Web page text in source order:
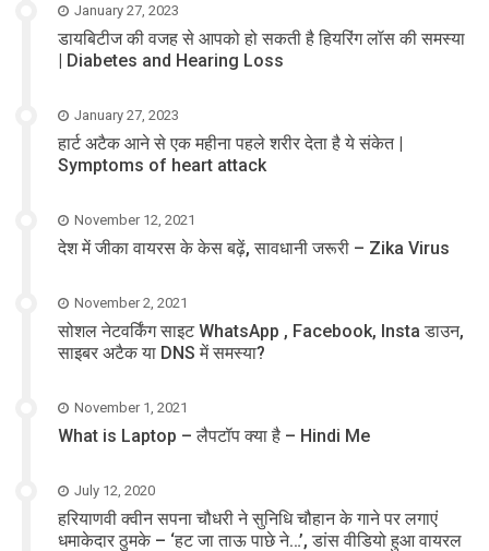
January 27, 2023
डायबिटीज की वजह से आपको हो सकती है हियरिंग लॉस की समस्या
| Diabetes and Hearing Loss
January 27, 2023
हार्ट अटैक आने से एक महीना पहले शरीर देता है ये संकेत |
Symptoms of heart attack
November 12, 2021
देश में जीका वायरस के केस बढ़ें, सावधानी जरूरी – Zika Virus
November 2, 2021
सोशल नेटवर्किंग साइट WhatsApp , Facebook, Insta डाउन,
साइबर अटैक या DNS में समस्या?
November 1, 2021
What is Laptop – लैपटॉप क्या है – Hindi Me
July 12, 2020
हरियाणवी क्वीन सपना चौधरी ने सुनिधि चौहान के गाने पर लगाएं
धमाकेदार ठुमके – ‘हट जा ताऊ पाछे ने…’, डांस वीडियो हुआ वायरल